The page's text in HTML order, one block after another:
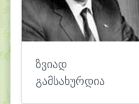
ზვიად
გამსახურდია